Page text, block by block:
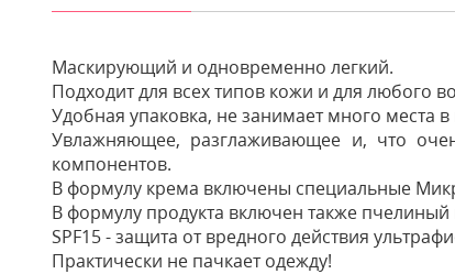
Маскирующий и одновременно легкий.
Подходит для всех типов кожи и для любого
Удобная упаковка, не занимает много места в
Увлажняющее, разглаживающее и, что
компонентов.
В формулу крема включены специальные
В формулу продукта включен также пчелиный
SPF15 - защита от вредного действия
Практически не пачкает одежду!